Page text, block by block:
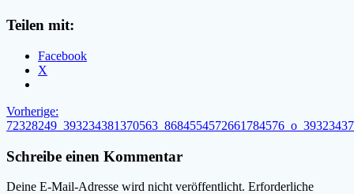
Teilen mit:
Facebook
X
Beitragsnavigation
Vorherige:
Beitrag:
Schreibe einen Kommentar
Deine E-Mail-Adresse wird nicht veröffentlicht. Erforderliche